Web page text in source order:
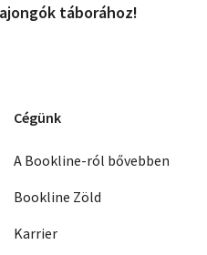
táborához!
Cégünk
A Bookline-ról bővebben
Bookline Zöld
Karrier